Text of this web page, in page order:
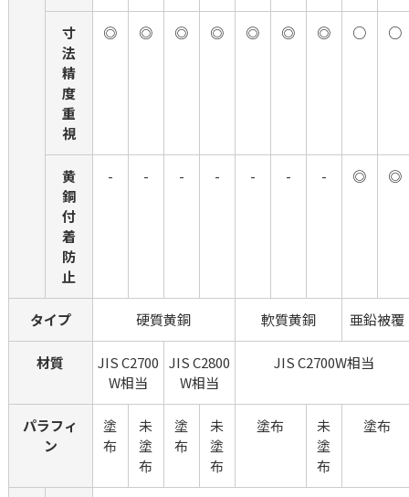
寸
法
精
度
重
視
◎ ◎ ◎ ◎ ◎ ◎ ◎ ○ ○
黄
銅
付
着
防
止
- - - - - - - ◎ ◎
タイプ 硬質黄銅 軟質黄銅 亜鉛被覆
材質
JIS C2700
W相当
JIS C2800
W相当
JIS C2700W相当
パラフィ
ン
塗
布
未
塗
布
塗
布
未
塗
布
塗布
未
塗
布
塗布